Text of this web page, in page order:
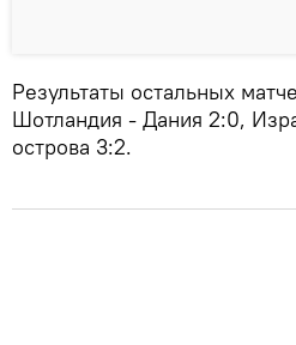
Результаты остальных
Шотландия - Дания 2:0,
острова 3:2.